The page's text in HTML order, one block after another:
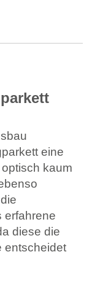
eine
kaum
erfahrene
diese die
entscheidet